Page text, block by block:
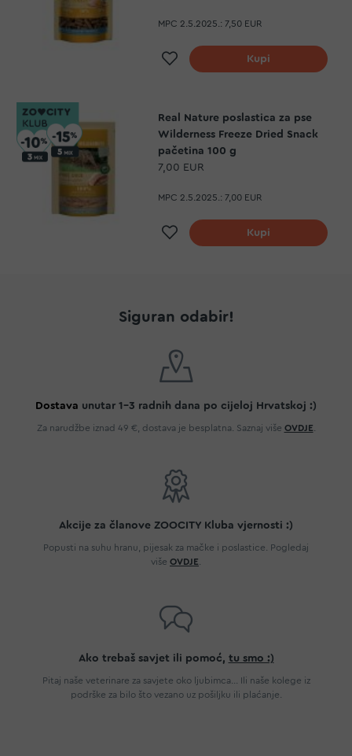
MPC 2.5.2025.: 7,50 EUR
Dodaj na listu želja
Kupi
Real Nature poslastica za pse
Wilderness Freeze Dried Snack
pačetina 100 g
7,00 EUR
MPC 2.5.2025.: 7,00 EUR
Dodaj na listu želja
Kupi
Siguran odabir!
Dostava unutar 1-3 radnih dana po cijeloj Hrvatskoj :)
Za narudžbe iznad 49 €, dostava je besplatna. Saznaj više OVDJE
Akcije za članove ZOOCITY Kluba vjernosti :)
Popusti na suhu hranu, pijesak za mačke i poslastice. Pogledaj
više OVDJE
Ako trebaš savjet ili pomoć, tu smo :)
Pitaj naše veterinare za savjete oko ljubimca... Ili naše kolege iz
podrške za bilo što vezano uz pošiljku ili plaćanje.